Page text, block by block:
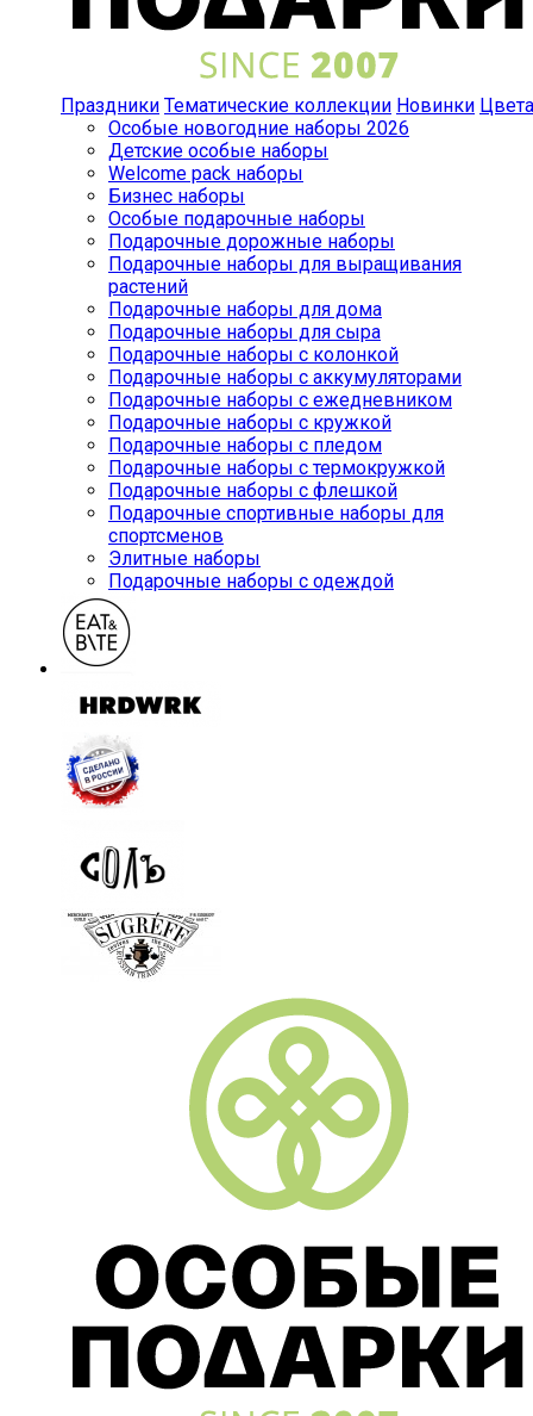
Праздники Тематические коллекции Новинки Цвета
Особые новогодние наборы 2026
Детские особые наборы
Welcome pack наборы
Бизнес наборы
Особые подарочные наборы
Подарочные дорожные наборы
Подарочные наборы для выращивания
растений
Подарочные наборы для дома
Подарочные наборы для сыра
Подарочные наборы с колонкой
Подарочные наборы с аккумуляторами
Подарочные наборы с ежедневником
Подарочные наборы с кружкой
Подарочные наборы с пледом
Подарочные наборы с термокружкой
Подарочные наборы с флешкой
Подарочные спортивные наборы для
спортсменов
Элитные наборы
Подарочные наборы с одеждой